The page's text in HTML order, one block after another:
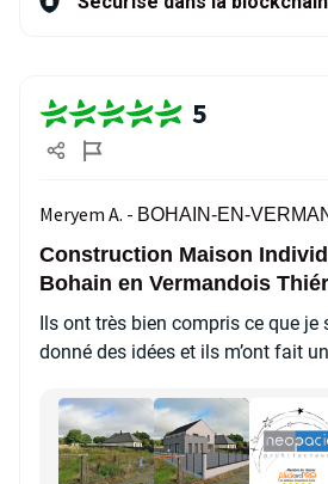
5
Meryem A. - BOHAIN-EN-
Construction Maison
Bohain en Vermandois
Ils ont très bien compris ce que je
donné des idées et ils m’ont fait